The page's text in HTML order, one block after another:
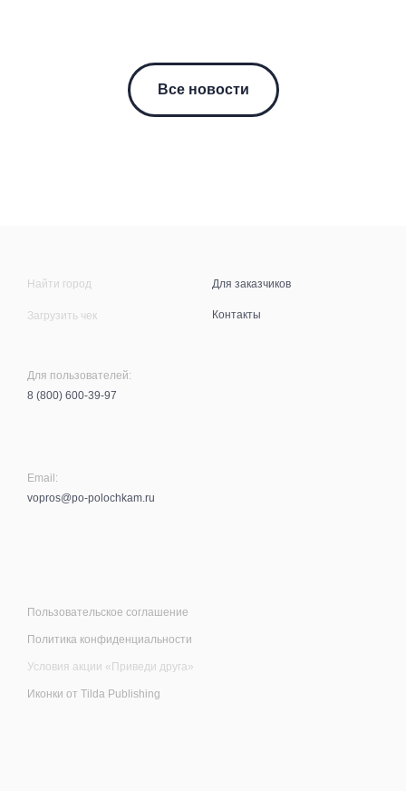
Все новости
Политика конфиденциальности
Пользовательское соглашение
Условия акции «Приведи друга»
Найти город
Загрузить чек Контакты
Для заказчиков
8 (800) 600-39-97
Для пользователей:
Иконки от Tilda Publishing
vopros@po-polochkam.ru
Email: